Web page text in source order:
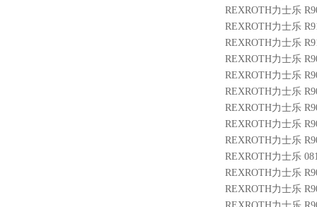
REXROTH力士乐
REXROTH力士乐
REXROTH力士乐
REXROTH力士乐
REXROTH力士乐
REXROTH力士乐
REXROTH力士乐
REXROTH力士乐
REXROTH力士乐
REXROTH力士乐
REXROTH力士乐
REXROTH力士乐